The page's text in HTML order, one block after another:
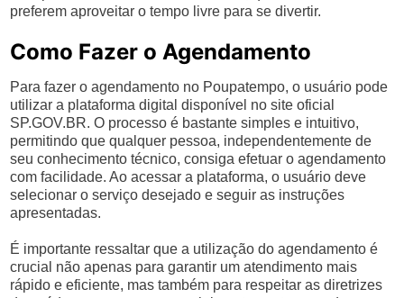
preferem aproveitar o tempo livre para se divertir.
Como Fazer o Agendamento
Para fazer o agendamento no Poupatempo, o usuário pode
utilizar a plataforma digital disponível no site oficial
SP.GOV.BR. O processo é bastante simples e intuitivo,
permitindo que qualquer pessoa, independentemente de
seu conhecimento técnico, consiga efetuar o agendamento
com facilidade. Ao acessar a plataforma, o usuário deve
selecionar o serviço desejado e seguir as instruções
apresentadas.
É importante ressaltar que a utilização do agendamento é
crucial não apenas para garantir um atendimento mais
rápido e eficiente, mas também para respeitar as diretrizes